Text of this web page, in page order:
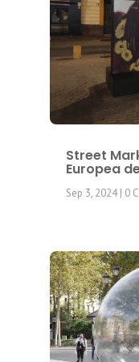
Street
Europea
Sep 3, 2024| 0